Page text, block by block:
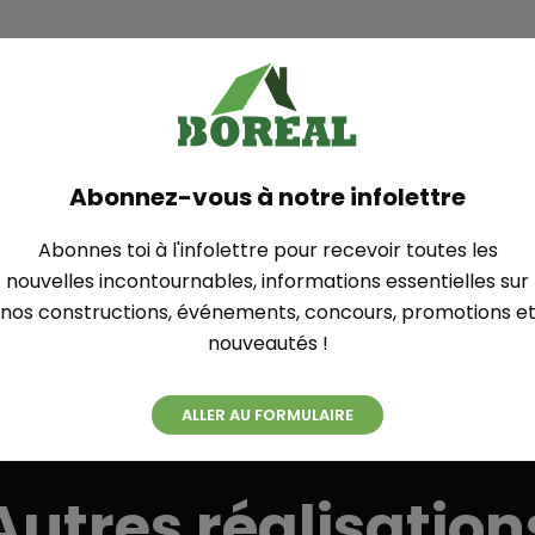
Plan
HUMBER
Abonnez-vous à notre infolettre
Abonnes toi à l'infolettre pour recevoir toutes les
nouvelles incontournables, informations essentielles sur
nos constructions, événements, concours, promotions et
nouveautés !
ALLER AU FORMULAIRE